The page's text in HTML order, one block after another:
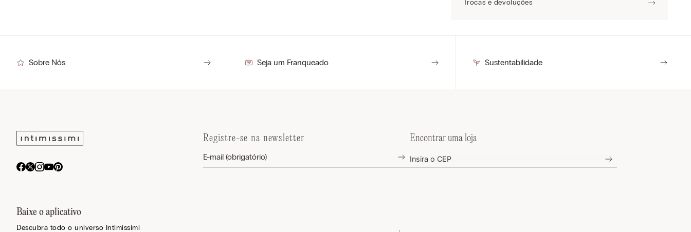
Trocas e devoluções
Sobre Nós Seja um Franqueado Sustentabilidade
Baixe o aplicativo
Descubra todo o universo Intimissimi
Registre-se na newsletter Encontrar uma loja